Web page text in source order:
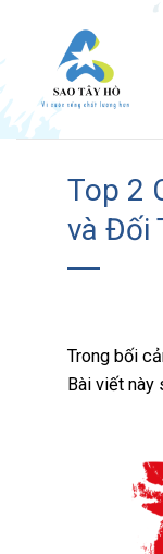
content
Top 2
và Đối
Trong bối
Bài viết này